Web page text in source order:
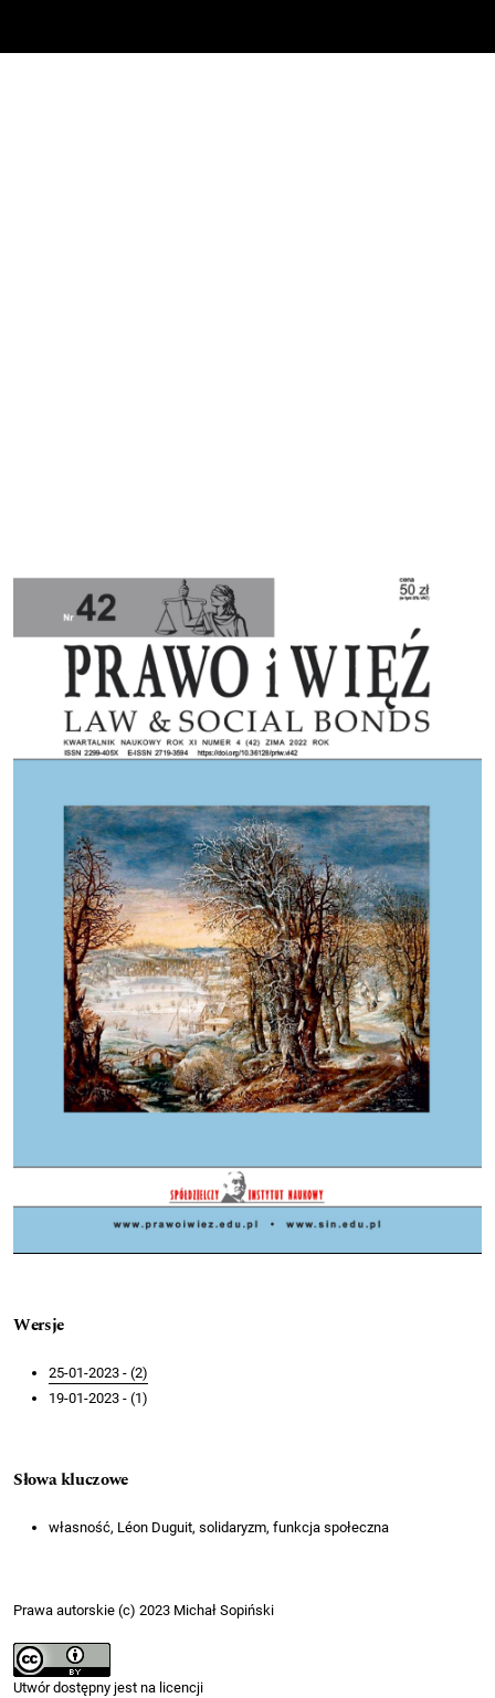
Wersje
25-01-2023 - (2)
19-01-2023 - (1)
Słowa kluczowe
własność, Léon Duguit, solidaryzm, funkcja społeczna
Prawa autorskie (c) 2023 Michał Sopiński
Utwór dostępny jest na licencji